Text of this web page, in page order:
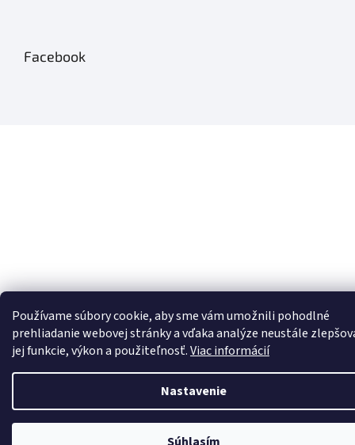
Používame súbory cookie, aby sme vám umožnili pohodlné
prehliadanie webovej stránky a vďaka analýze neustále
jej funkcie, výkon a použiteľnosť.Viac informácií
Nastavenie
Facebook